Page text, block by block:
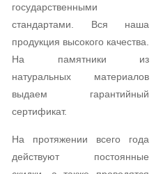
государственными
стандартами. Вся наша
продукция высокого качества.
На памятники из
натуральных материалов
выдаем гарантийный
сертификат.
На протяжении всего года
действуют постоянные